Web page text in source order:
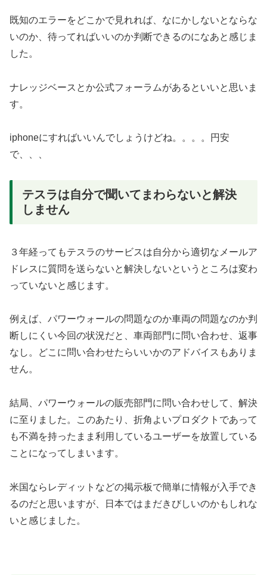
既知のエラーをどこかで見れれば、なにかしないとならな
いのか、待ってればいいのか判断できるのになあと感じま
した。
ナレッジベースとか公式フォーラムがあるといいと思いま
す。
iphoneにすればいいんでしょうけどね。。。。円安
で、、、
テスラは自分で聞いてまわらないと解決
しません
３年経ってもテスラのサービスは自分から適切なメールア
ドレスに質問を送らないと解決しないというところは変わ
っていないと感じます。
例えば、パワーウォールの問題なのか車両の問題なのか判
断しにくい今回の状況だと、車両部門に問い合わせ、返事
なし。どこに問い合わせたらいいかのアドバイスもありま
せん。
結局、パワーウォールの販売部門に問い合わせして、解決
に至りました。このあたり、折角よいプロダクトであって
も不満を持ったまま利用しているユーザーを放置している
ことになってしまいます。
米国ならレディットなどの掲示板で簡単に情報が入手でき
るのだと思いますが、日本ではまだきびしいのかもしれな
いと感じました。